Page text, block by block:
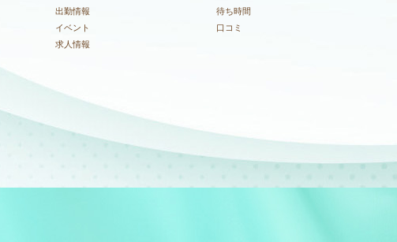
出勤情報
待ち時間
イベント
口コミ
求人情報